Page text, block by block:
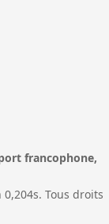
francophone,
Tous droits